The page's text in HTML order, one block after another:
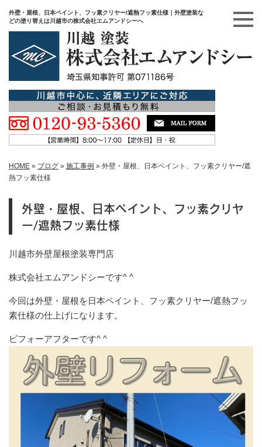
外壁・屋根、日本ペイント、フッ素クリヤー/遮熱フッ素仕様｜外壁塗装な
どの塗り替えは川越市の株式会社エムアンドシーへ
HOME » ブログ » 施工事例 » 外壁・屋根、日本ペイント、フッ素クリヤー/遮
熱フッ素仕様
外壁・屋根、日本ペイント、フッ素クリヤ
ー/遮熱フッ素仕様
川越市外壁屋根塗装専門店
株式会社エムアンドシーです^ ^
今回は外壁・屋根を日本ペイント、フッ素クリヤー/遮熱フッ
素仕様の仕上げになります。
ビフォーアフターです^ ^